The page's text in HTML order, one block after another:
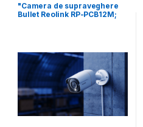
"Camera de supraveghere
Bullet Reolink RP-PCB12M;